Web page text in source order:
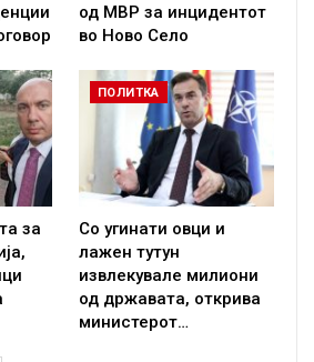
од МВР за инцидентот
во Ново Село
за
ПОЛИТКА
Со угинати овци и
лажен тутун
извлекувале милиони
од државата, открива
министерот…